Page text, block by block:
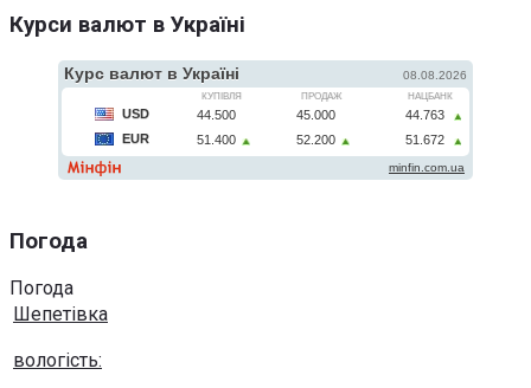
Курси валют в Україні
Погода
Погода
Шепетівка
вологість: